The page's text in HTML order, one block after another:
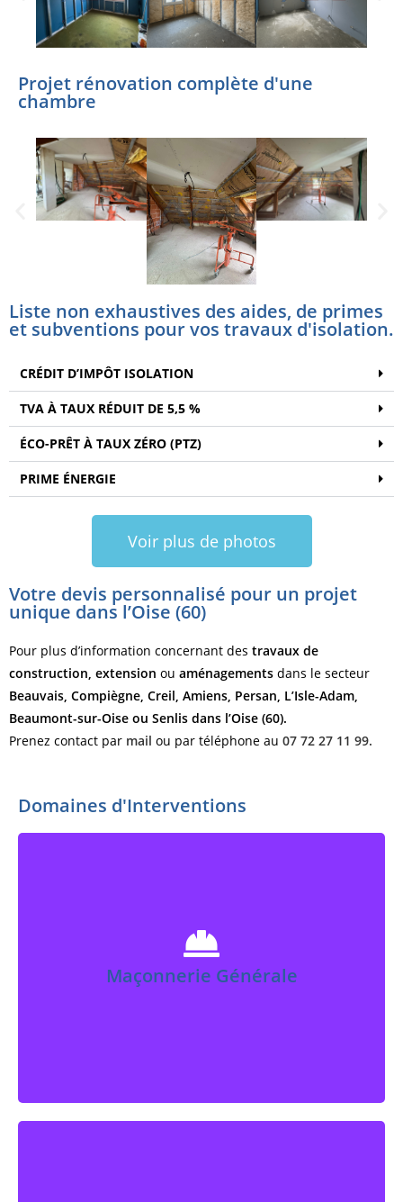
Projet rénovation complète d'une
chambre
Liste non exhaustives des aides, de primes
et subventions pour vos travaux d'isolation.
CRÉDIT D’IMPÔT ISOLATION
TVA À TAUX RÉDUIT DE 5,5 %
ÉCO-PRÊT À TAUX ZÉRO (PTZ)
PRIME ÉNERGIE
Voir plus de photos
Votre devis personnalisé pour un projet
unique dans l’Oise (60)
Pour plus d’information concernant des travaux de
construction, extension ou aménagements dans le secteur
Beauvais, Compiègne, Creil, Amiens, Persan, L’Isle-Adam,
Beaumont-sur-Oise ou Senlis dans l’Oise (60).
Prenez contact par mail ou par téléphone au 07 72 27 11 99.
Domaines d'Interventions
Maçonnerie Générale
dans tous vos travaux de
maçonnerie générale dans l'Oise.